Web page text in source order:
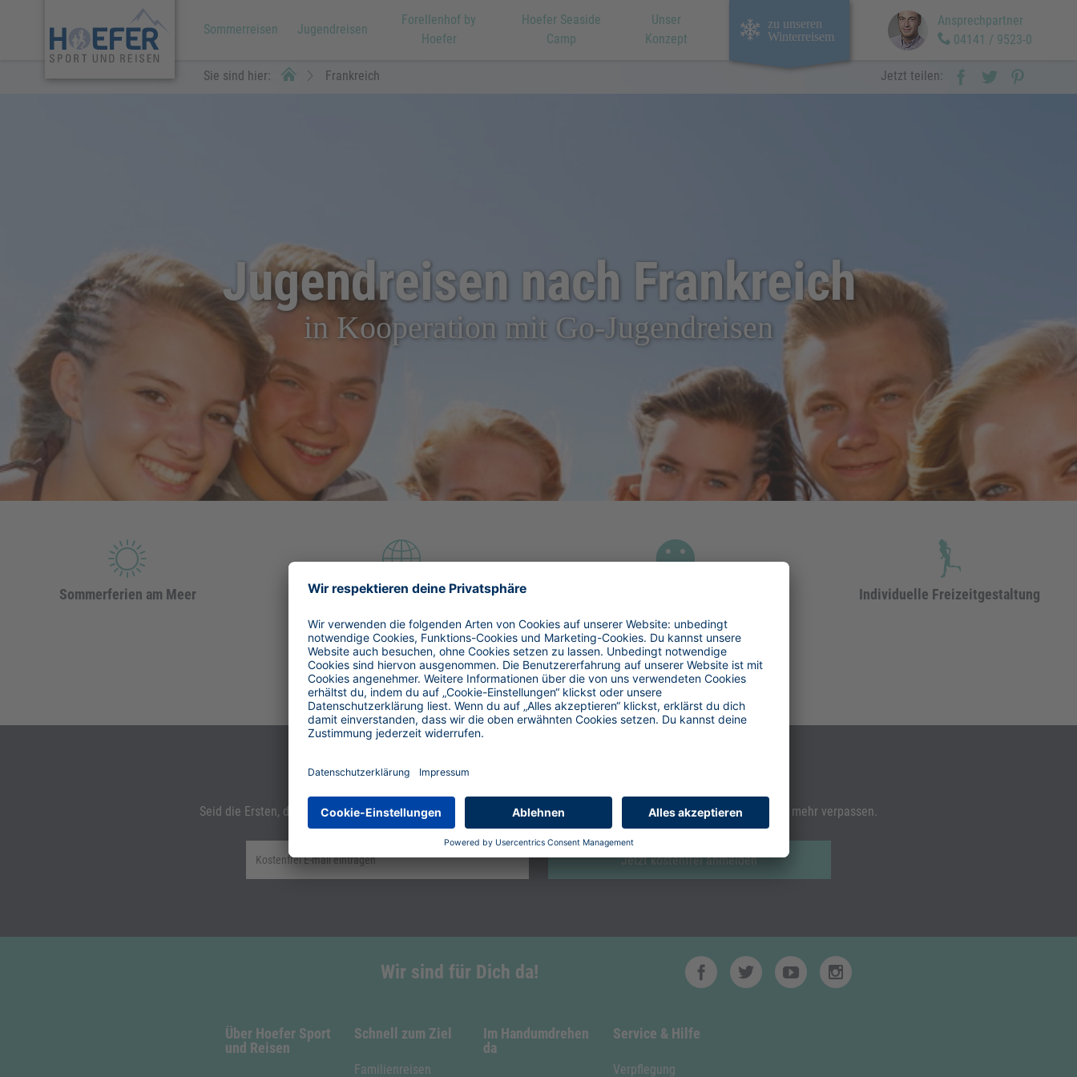
Sommerreisen Jugendreisen
Forellenhof by
Hoefer
Hoefer Seaside
Camp
Unser
Konzept
zu unseren
Winterreisem
Ansprechpartner
04141 / 9523-0
Sie sind hier: Frankreich Jetzt teilen:
Jugendreisen nach Frankreich
in Kooperation mit Go-Jugendreisen
Sommerferien am Meer Jugendreisen in Frankreich Individuelle Freizeitgestaltung
Unsere Jugendreisen
zum einfachen durchklicken
Jetzt Newsletter abonnieren und tolle Reiseangebote erhalten!
Seid die Ersten, die von neuen Reisen, Skigebieten und Specials erfahren. Einfach kostenfrei anmelden und nichts mehr verpassen.
Jetzt kostenfrei anmelden
Wir sind für Dich da!
Über Hoefer Sport
und Reisen
Schnell zum Ziel
Familienreisen
Im Handumdrehen
da
Service & Hilfe
Verpflegung